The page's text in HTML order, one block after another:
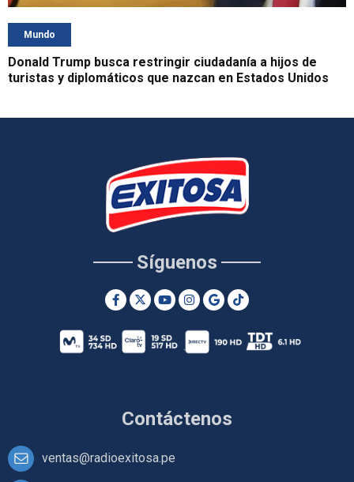
Mundo
Donald Trump busca restringir ciudadanía a hijos de
turistas y diplomáticos que nazcan en Estados Unidos
Contáctenos
ventas@radioexitosa.pe
Síguenos